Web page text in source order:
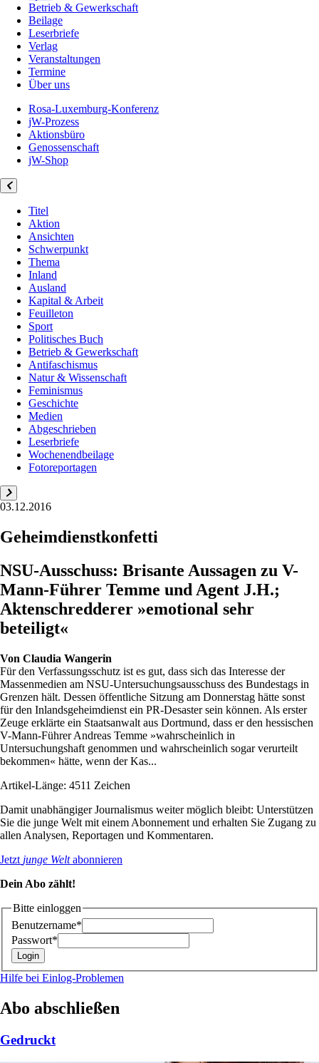
Betrieb & Gewerkschaft
Beilage
Leserbriefe
Verlag
Veranstaltungen
Termine
Über uns
Rosa-Luxemburg-Konferenz
jW-Prozess
Aktionsbüro
Genossenschaft
jW-Shop
Titel
Aktion
Ansichten
Schwerpunkt
Thema
Inland
Ausland
Kapital & Arbeit
Feuilleton
Sport
Politisches Buch
Betrieb & Gewerkschaft
Antifaschismus
Natur & Wissenschaft
Feminismus
Geschichte
Medien
Abgeschrieben
Leserbriefe
Wochenendbeilage
Fotoreportagen
03.12.2016
Geheimdienstkonfetti
NSU-Ausschuss: Brisante Aussagen zu V-
Mann-Führer Temme und Agent J.H.;
Aktenschredderer »emotional sehr
beteiligt«
Von Claudia Wangerin
Für den Verfassungsschutz ist es gut, dass sich das Interesse der
Massenmedien am NSU-Untersuchungsausschuss des Bundestags in
Grenzen hält. Dessen öffentliche Sitzung am Donnerstag hätte sonst
für den Inlandsgeheimdienst ein PR-Desaster sein können. Als erster
Zeuge erklärte ein Staatsanwalt aus Dortmund, dass er den hessischen
V-Mann-Führer Andreas Temme »wahrscheinlich in
Untersuchungshaft genommen und wahrscheinlich sogar verurteilt
bekommen« hätte, wenn der Kas...
Artikel-Länge: 4511 Zeichen
Damit unabhängiger Journalismus weiter möglich bleibt: Unterstützen
Sie die junge Welt mit einem Abonnement und erhalten Sie Zugang zu
allen Analysen, Reportagen und Kommentaren.
Jetzt junge Weltabonnieren
Dein Abo zählt!
Bitte einloggen
Benutzername*
Passwort*
Hilfe bei Einlog-Problemen
Abo abschließen
Gedruckt